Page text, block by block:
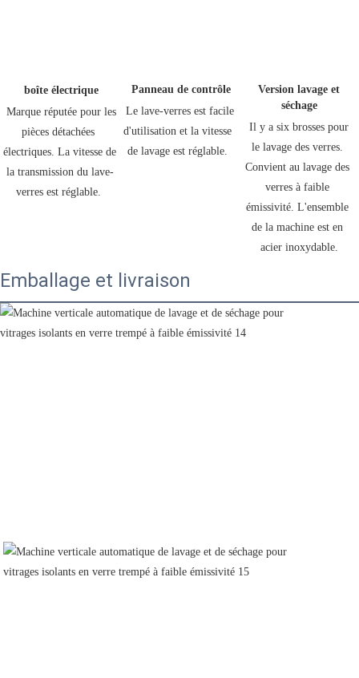
boîte électrique
pièces détachées
électriques. La vitesse de
la transmission du lave-
verres est réglable.
Panneau de contrôle
Le lave-verres est facile
d'utilisation et la vitesse
de lavage est réglable.
Version lavage et
séchage
Il y a six brosses pour
le lavage des verres.
Convient au lavage des
verres à faible
émissivité. L'ensemble
de la machine est en
acier inoxydable.
Emballage et livraison